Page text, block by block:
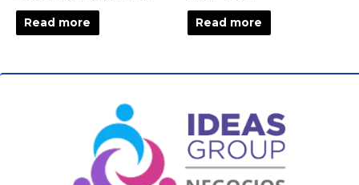
Read more Read more